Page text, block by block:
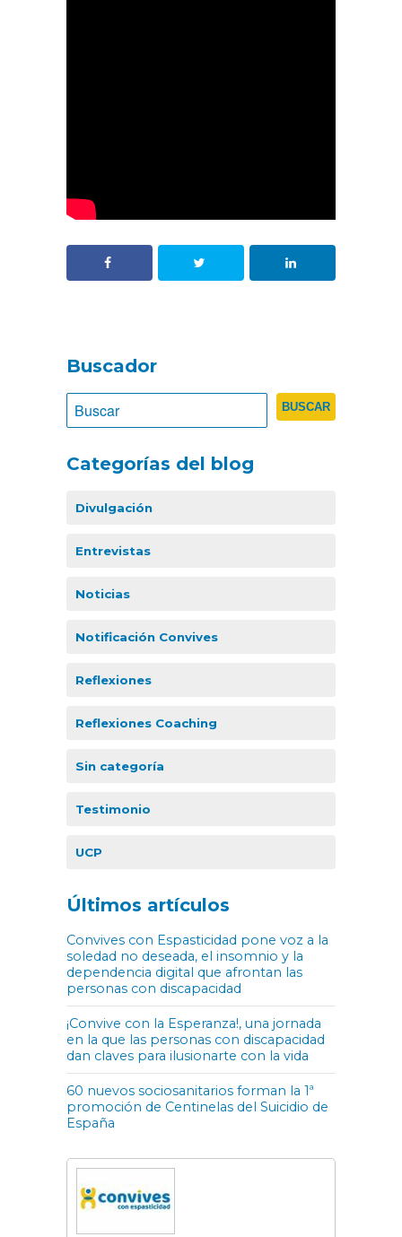
Buscador
Categorías del blog
Divulgación
Entrevistas
Noticias
Notificación Convives
Reflexiones
Reflexiones Coaching
Sin categoría
Testimonio
UCP
Últimos artículos
Convives con Espasticidad pone voz a la
soledad no deseada, el insomnio y la
dependencia digital que afrontan las
personas con discapacidad
¡Convive con la Esperanza!, una jornada
en la que las personas con discapacidad
dan claves para ilusionarte con la vida
60 nuevos sociosanitarios forman la 1ª
promoción de Centinelas del Suicidio de
España